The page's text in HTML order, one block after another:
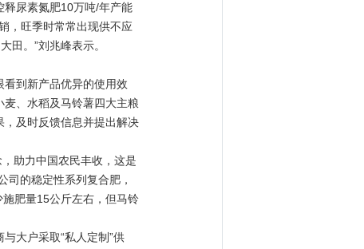
释尿素氮肥10万吨/年产能
，旺季时常常出现供不应
田。”刘兆峰表示。
到新产品优异的使用效
、水稻及马铃薯四大主粮
及时反馈信息并提出解决
助力中国农民丰收，这是
司的稳定性系列复合肥，
肥量15公斤左右，但马铃
大户采取“私人定制”供